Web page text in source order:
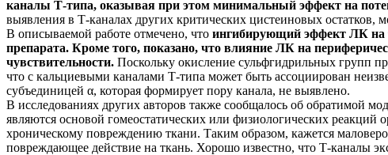
каналы Т-типа, оказывая при этом минимальный эффект на
выявления в Т-каналах других критических цистеиновых
В описываемой работе отмечено, что ингибирующий эффект ЛК на
препарата. Кроме того, показано, что влияние ЛК на
чувствительности. Поскольку окисление сульфгидрильных групп
что с кальциевыми каналами Т-типа может быть ассоциирован
субъединицей α, которая формирует пору канала, не выявлено.
В исследованиях других авторов также сообщалось об обратимой
являются основой гомеостатических или физиологических
хроническому повреждению ткани. Таким образом, кажется
повреждающее действие на ткань. Хорошо известно, что Т-каналы